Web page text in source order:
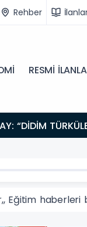
Rehber
RESMİ
“DİDİM
Eğitim